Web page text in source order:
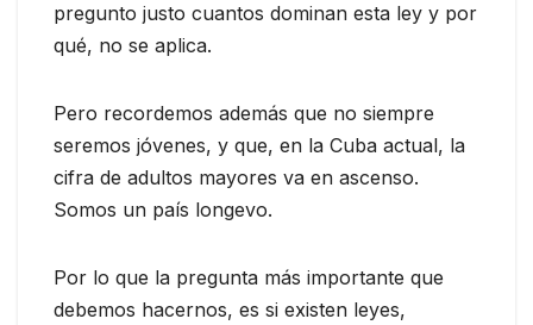
pregunto justo cuantos dominan esta ley y por
qué, no se aplica.
Pero recordemos además que no siempre
seremos jóvenes, y que, en la Cuba actual, la
cifra de adultos mayores va en ascenso.
Somos un país longevo.
Por lo que la pregunta más importante que
debemos hacernos, es si existen leyes,